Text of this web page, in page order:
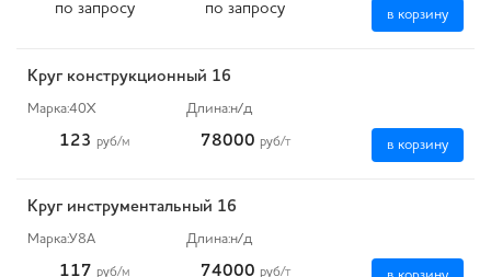
по запросу по запросу в корзину
Круг конструкционный 16
Марка:40Х Длина:н/д
123 руб/м 78000 руб/т в корзину
Круг инструментальный 16
Марка:У8А Длина:н/д
117 руб/м 74000 руб/т